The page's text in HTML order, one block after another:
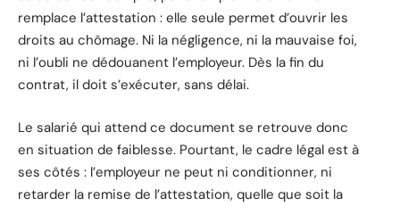
remplace l’attestation : elle seule permet d’ouvrir les
droits au chômage. Ni la négligence, ni la mauvaise foi,
ni l’oubli ne dédouanent l’employeur. Dès la fin du
contrat, il doit s’exécuter, sans délai.
Le salarié qui attend ce document se retrouve donc
en situation de faiblesse. Pourtant, le cadre légal est à
ses côtés : l’employeur ne peut ni conditionner, ni
retarder la remise de l’attestation, quelle que soit la